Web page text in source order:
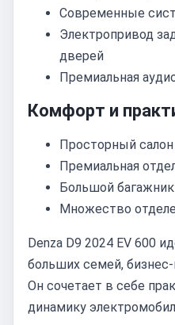
Современные
Электропривод
дверей
Премиальная
Комфорт и
Просторный
Премиальная
Большой багажник
Множество
Denza D9 2024 EV 600
больших семей,
Он сочетает в себе
динамику